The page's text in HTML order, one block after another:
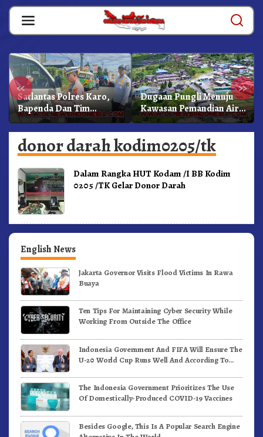
Skip
content
« »
Satlantas Polres Karo,
Bapenda Dan Tim
Lainnya Gelar Oprasi
Sadar Pajak Kenderaan
Dugaan Pungli Menuju
Kawasan Pemandian Air
Panas Semangat Gunung
– Doulu Foto Dan
Videokan!
donor darah kodim0205/tk
Dalam Rangka HUT Kodam /I BB Kodim
0205 /TK Gelar Donor Darah
English News
Jakarta Governor Visits Flood Victims In Rawa
Buaya
Ten Tips For Maintaining Cyber Security While
Working From Outside The Office
Indonesia Government And FIFA Will Ensure The
U-20 World Cup Runs Well And According To
The Indonesia Government Prioritizes The Use
Of Domestically-Produced COVID-19 Vaccines
Besides Google, This Is A Popular Search Engine